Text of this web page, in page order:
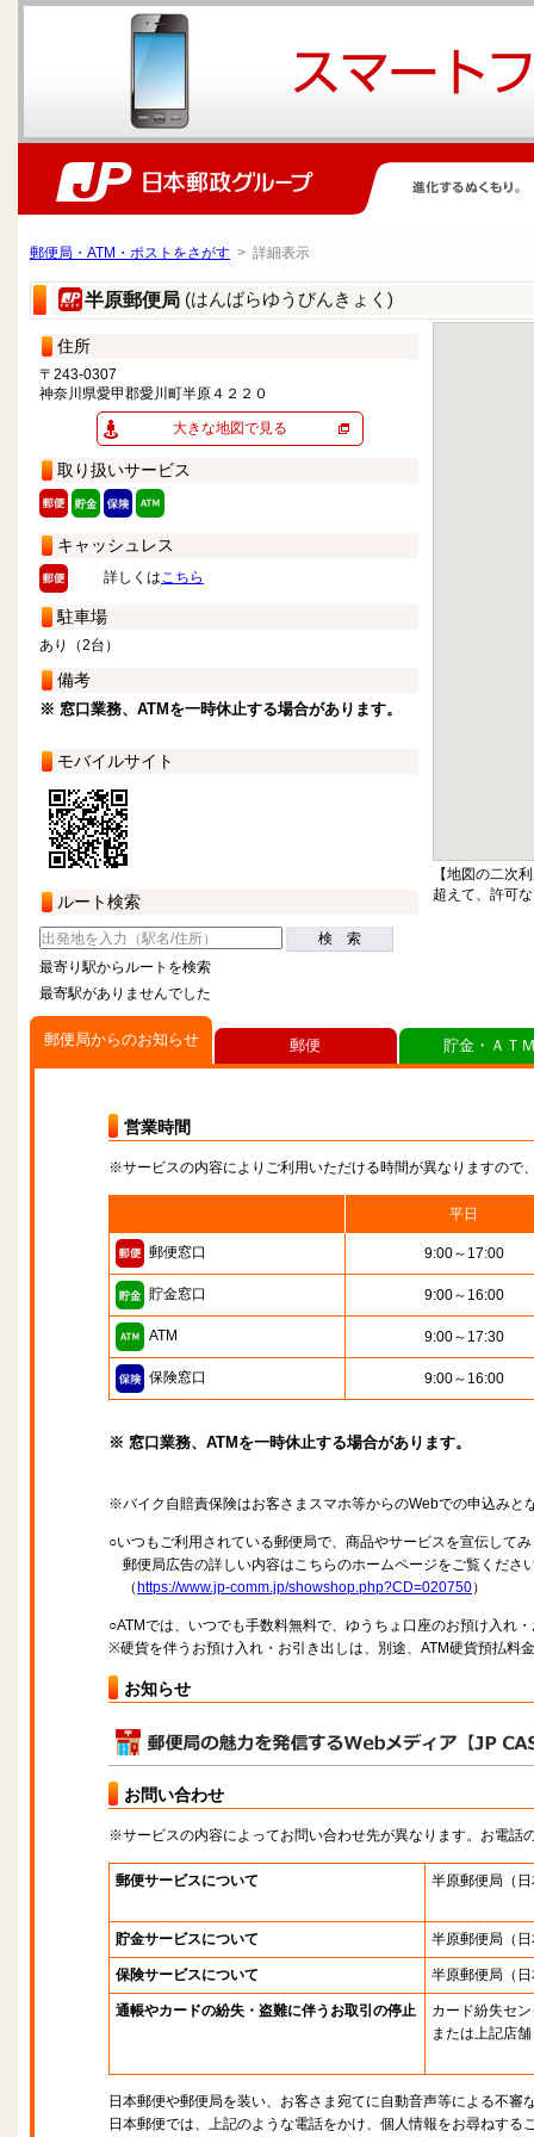
郵便局・ATM・ポストをさがす > 詳細表示
半原郵便局 (はんばらゆうびんきょく)
住所
〒243-0307
神奈川県愛甲郡愛川町半原４２２０
大きな地図で見る
取り扱いサービス
キャッシュレス
詳しくはこちら
駐車場
あり（2台）
備考
※ 窓口業務、ATMを一時休止する場合があります。
モバイルサイト
ルート検索
検 索
最寄り駅からルートを検索
最寄駅がありませんでした
【地図の二次
超えて、許可
郵便局からのお知らせ
営業時間
※サービスの内容によりご利用いただける時間が異なりますので
平日
郵便窓口 9:00～17:00
貯金窓口 9:00～16:00
ATM 9:00～17:30
保険窓口 9:00～16:00
※ 窓口業務、ATMを一時休止する場合があります。
※バイク自賠責保険はお客さまスマホ等からのWebでの申込みと
○いつもご利用されている郵便局で、商品やサービスを宣伝して
郵便局広告の詳しい内容はこちらのホームページをご覧くださ
（ https://www.jp-comm.jp/showshop.php?CD=020750）
○ATMでは、いつでも手数料無料で、ゆうちょ口座のお預け入れ
※硬貨を伴うお預け入れ・お引き出しは、別途、ATM硬貨預払料
お知らせ
お問い合わせ
※サービスの内容によってお問い合わせ先が異なります。お電話
郵便サービスについて 半原郵便局 （
貯金サービスについて 半原郵便局 （
保険サービスについて 半原郵便局 （
通帳やカードの紛失・盗難に伴うお取引の停止
カード紛失セ
または上記店舗
日本郵便や郵便局を装い、お客さま宛てに自動音声等による不審
日本郵便では、上記のような電話をかけ、個人情報をお尋ねする
郵便 貯金・ＡＴ